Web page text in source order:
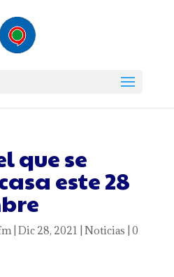
que se
este 28
| Dic 28, 2021 Noticias 0